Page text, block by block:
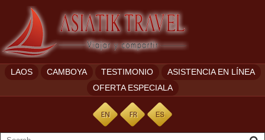
LAOS CAMBOYA TESTIMONIO
ASISTENCIA EN LÍNEA
OFERTA ESPECIALA